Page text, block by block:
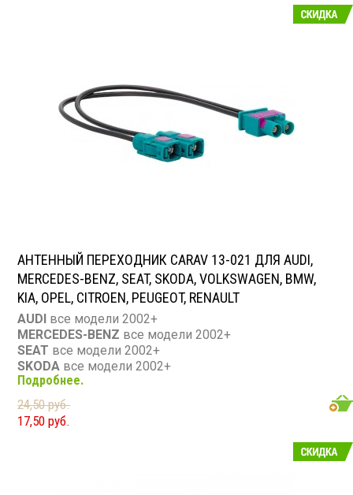
АНТЕННЫЙ ПЕРЕХОДНИК CARAV 13-021 ДЛЯ AUDI,
MERCEDES-BENZ, SEAT, SKODA, VOLKSWAGEN, BMW,
KIA, OPEL, CITROEN, PEUGEOT, RENAULT
AUDI все модели 2002+
MERCEDES-BENZ все модели 2002+
SEAT все модели 2002+
SKODA все модели 2002+
VOLKSWAGEN
BMW
все модели 2001+
KIACEED 2009+
OPELвсе модели 2004+
Подробнее.
24,50 руб.
17,50 руб.